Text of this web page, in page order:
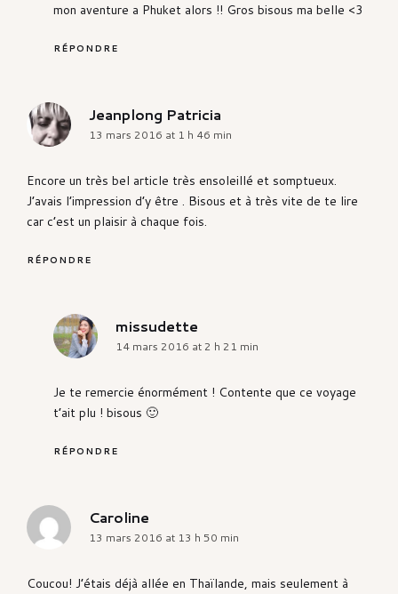
mon aventure a Phuket alors !! Gros bisous ma belle <3
RÉPONDRE
Jeanplong Patricia
13 mars 2016 at 1 h 46 min
Encore un très bel article très ensoleillé et somptueux.
J’avais l’impression d’y être . Bisous et à très vite de te lire
car c’est un plaisir à chaque fois.
RÉPONDRE
missudette
14 mars 2016 at 2 h 21 min
Je te remercie énormément ! Contente que ce voyage
t’ait plu ! bisous 🙂
RÉPONDRE
Caroline
13 mars 2016 at 13 h 50 min
Coucou! J’étais déjà allée en Thaïlande, mais seulement à